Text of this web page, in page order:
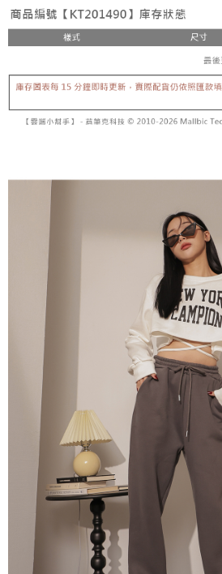
合、注文は自動的にキャンセルされます。「
発生した場合は、システムの評価基準に達し
内容についての説明はいたしかねます。
【支払い方法の説明】
1. 分割払いの金額は電信請求書に統合されず
締め日後に支払いリマインダーのSMSを送信
2. SMSのリンクを通じて請求書を開いた後、
【注意事項】
って提供され、ユーザーが取引時に本サービ
購入できるようにし、店舗が売買／分割払い
後、契約に基づいて当社の請求書で帳款を支
2. 「OP Pay Later」を利用する契約関係の目
情報（名前、電話または住所を含む）を台湾
および利用するために、当社があなた本人と
認、照合および修正を行います。
3. 完全なユーザーサービス規約については、
さい：
https://oppay.tw/userRule
4.ご注文が完了すると、携帯に支払い通知の
の場合は、AFTEE アプリプッシュ通知が届き
5.商品受け取り時のお支払いは不要です。商
はアプリの通知に従って、4大コンビニ、ま
を延長できますが、商品を期限内に受け取れ
約商品や商品到着日が比較的遅い商品）。そ
わらず、AFTEEで指定された期限内にお支払
1.初回 AFTEEを ご利用の際に、認証結果及び
き、限度額が設定されます。
2.決済金額は最低NT$20です。
3.現在、台湾の会員のみご利用いただけます。
三、利用規約「AFTEE代金後払い」（以下当
ロテクションズ（以下 AFTEE という）が提
ます。当サービスご利用の際に提供しなけれ
の氏名、電話番号、受取人の氏名、電話番号
限らない）は、AFTEEに渡され当サービス
す。AFTEEの個人情報の収集、処理、利用
ームページの『個人情報の収集、処理及び利
https://aftee.tw/privacypolicy/ ）。
AFTEEの初回ご利用の際に、審査を通過すれ
ります。支払い期限を過ぎた場合、その金額
納金が加算されます。未成年の利用者は、事
の同意を得ればAFTEEをご利用いただけます。
個人情報の処理、利用について疑問がある、
行使したい場合は、ネットプロテクションズ
にご連絡ください。上記に示した個人情報を
配送毎にNT$60、NT$1,600以上で送料
配送毎にNT$10,000
配送毎にNT$10,000
配送毎にNT$60、NT$1,800以上で送料無
配送毎にNT$60、NT$1,600以上で送料無
配送毎にNT$100、NT$2,500以上で送料
國家/地區配送